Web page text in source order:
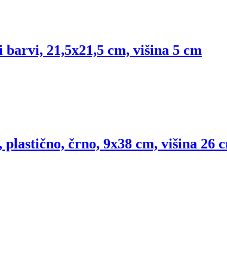
21,5x21,5 cm, višina 5 cm
plastično, črno, 9x38 cm, višina 26